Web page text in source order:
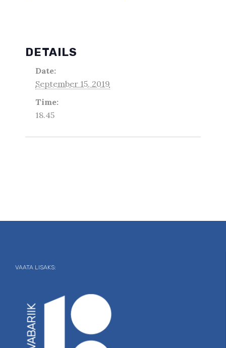
DETAILS
Date:
September 15, 2019
Time:
18.45
VAATA LISAKS: